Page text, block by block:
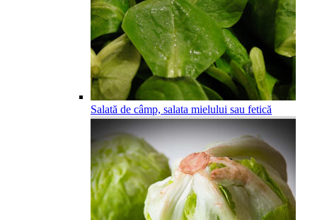
Salată de câmp, salata mielului sau fetică